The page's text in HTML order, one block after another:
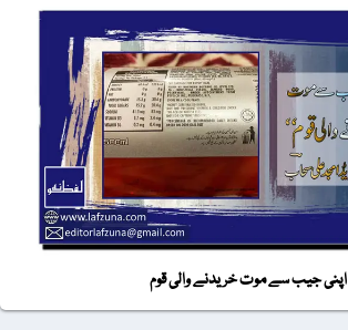
اپنی جیب سے موت خریدنے والی قوم